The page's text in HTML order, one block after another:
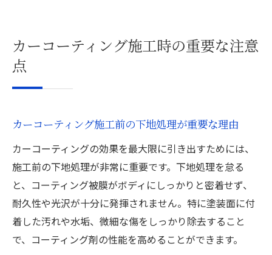
カーコーティング施工時の重要な注意
点
カーコーティング施工前の下地処理が重要な理由
カーコーティングの効果を最大限に引き出すためには、
施工前の下地処理が非常に重要です。下地処理を怠る
と、コーティング被膜がボディにしっかりと密着せず、
耐久性や光沢が十分に発揮されません。特に塗装面に付
着した汚れや水垢、微細な傷をしっかり除去すること
で、コーティング剤の性能を高めることができます。